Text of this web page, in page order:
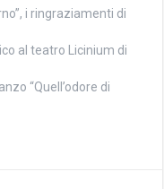
i ringraziamenti di
al teatro Licinium di
“Quell’odore di